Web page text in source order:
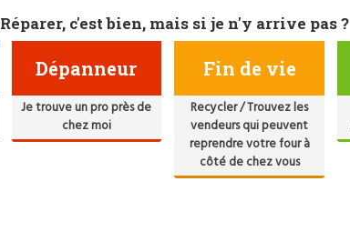
Réparer, c'est bien, mais si je n'y arrive pas ?
Dépanneur
Je trouve un pro près de
chez moi
Fin de vie
Recycler / Trouvez les
vendeurs qui peuvent
reprendre votre four à
côté de chez vous